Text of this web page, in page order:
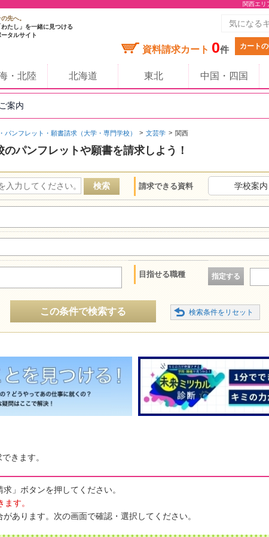
関西エリ
先へ。
たし」を一緒に見つける
タルサイト
資料請求カート 0件 カート
・北陸 北海道 東北 中国・四国
案内
パンフレット・願書請求（大学・専門学校） 文芸学 関西
パンフレットや願書を請求しよう！
請求できる資料 学校案内
目指せる職種 指定する
この条件で検索する
きます。
」ボタンを押してください。
す。
あります。次の画面で確認・選択してください。